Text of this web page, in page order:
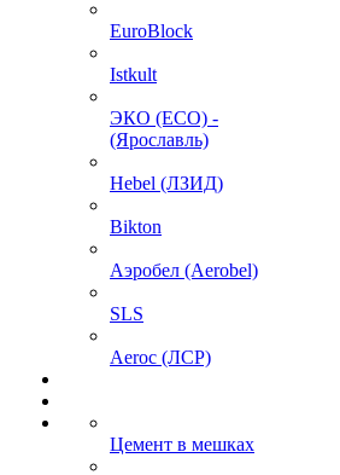
EuroBlock
Istkult
ЭКО (ECO) -
(Ярославль)
Hebel (ЛЗИД)
Bikton
Аэробел (Aerobel)
SLS
Aeroc (ЛСР)
Цемент в мешках